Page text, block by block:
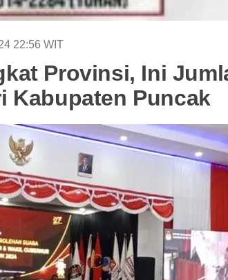
22:56 WIT
Provinsi, Ini
Kabupaten Puncak